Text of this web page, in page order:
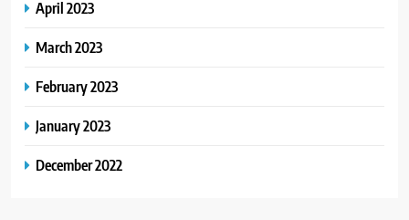
April 2023
March 2023
February 2023
January 2023
December 2022